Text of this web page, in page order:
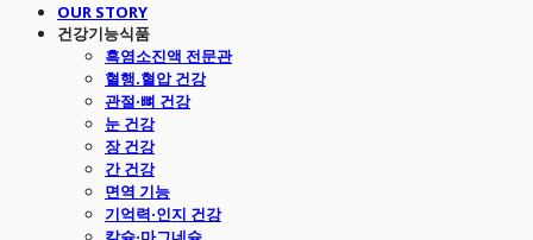
OUR STORY
건강기능식품
흑염소진액 전문관
혈행.혈압 건강
관절·뼈 건강
눈 건강
장 건강
간 건강
면역 기능
기억력·인지 건강